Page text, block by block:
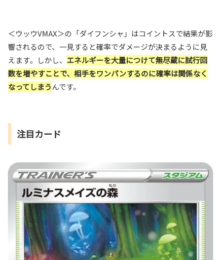
＜ウッウVMAX＞の「ダイフンシャ」はコイントスで結果が影
響されるので、一見すると確率でダメージが決まるように見
えます。しかし、 エネルギーを大量につけて無尽蔵に試行回
数を増やすことで、相手をワンパンするのに確率は関係なく
なってしまうんです。
注目カード